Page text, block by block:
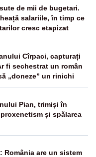
de mii de bugetari.
salariile, în timp ce
cresc etapizat
Cîrpaci, capturați
fi sechestrat un român
„doneze” un rinichi
Pian, trimiși în
și spălarea
România are un sistem